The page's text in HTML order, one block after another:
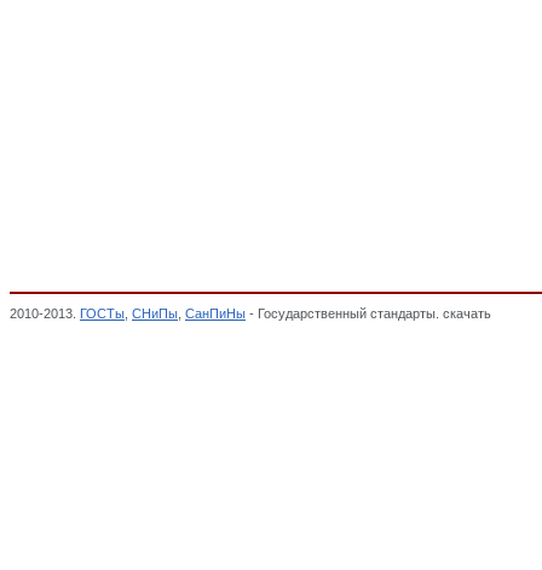
2010-2013. ГОСТы СНиПы СанПиНы - Государственный стандарты. скачать